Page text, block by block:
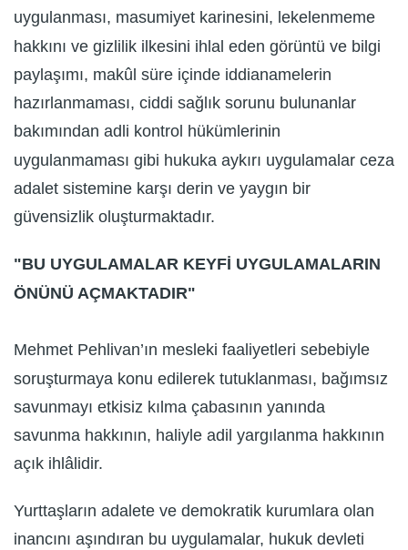
uygulanması, masumiyet karinesini, lekelenmeme
hakkını ve gizlilik ilkesini ihlal eden görüntü ve bilgi
paylaşımı, makûl süre içinde iddianamelerin
hazırlanmaması, ciddi sağlık sorunu bulunanlar
bakımından adli kontrol hükümlerinin
uygulanmaması gibi hukuka aykırı uygulamalar ceza
adalet sistemine karşı derin ve yaygın bir
güvensizlik oluşturmaktadır.
"BU UYGULAMALAR KEYFİ UYGULAMALARIN
ÖNÜNÜ AÇMAKTADIR"
Mehmet Pehlivan’ın mesleki faaliyetleri sebebiyle
soruşturmaya konu edilerek tutuklanması, bağımsız
savunmayı etkisiz kılma çabasının yanında
savunma hakkının, haliyle adil yargılanma hakkının
açık ihlâlidir.
Yurttaşların adalete ve demokratik kurumlara olan
inancını aşındıran bu uygulamalar, hukuk devleti